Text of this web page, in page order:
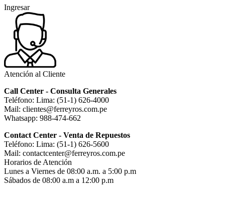
Ingresar
Atención al Cliente
Call Center - Consulta Generales
Teléfono: Lima: (51-1) 626-4000
Mail: clientes@ferreyros.com.pe
Whatsapp: 988-474-662
Contact Center - Venta de Repuestos
Teléfono: Lima: (51-1) 626-5600
Mail: contactcenter@ferreyros.com.pe
Horarios de Atención
Lunes a Viernes de 08:00 a.m. a 5:00 p.m
Sábados de 08:00 a.m a 12:00 p.m